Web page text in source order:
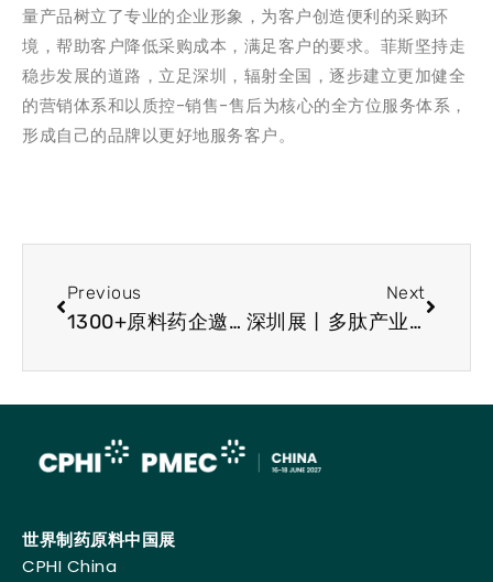
量产品树立了专业的企业形象，为客户创造便利的采购环
境，帮助客户降低采购成本，满足客户的要求。菲斯坚持走
稳步发展的道路，立足深圳，辐射全国，逐步建立更加健全
的营销体系和以质控-销售-售后为核心的全方位服务体系，
形成自己的品牌以更好地服务客户。
Previous
1300+原料药企邀您共赴未来产业新征途！
Next
深圳展丨多肽产业链迎上行周期，特色展区虚位以待
世界制药原料中国展
CPHI China